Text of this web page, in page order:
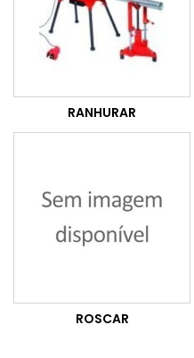
RANHURAR
ROSCAR